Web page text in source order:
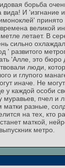
борьба
И 'изгнание
принято
великой
метле летает. В
сильно
' развитого
'Алле, это
люди,
и глупого
иначе. Не
у каждой особи
муравьев, пчел и
матки разные,
на тех, кто
маткой,
метро.